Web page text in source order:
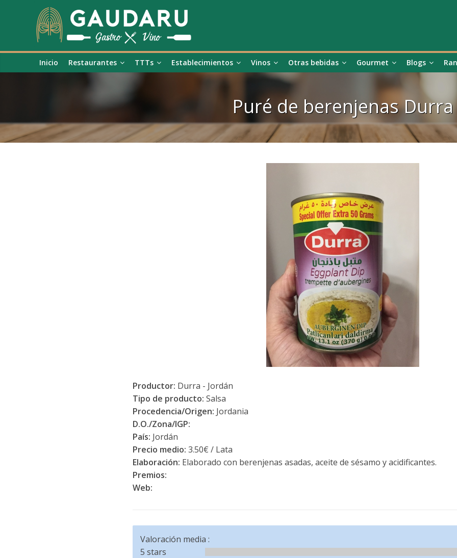
Inicio Restaurantes TTTs Establecimientos Vinos Otras bebidas Gourmet Blogs
Puré de berenjenas Durra
Productor: Durra - Jordán
Tipo de producto: Salsa
Procedencia/Origen: Jordania
D.O./Zona/IGP:
País: Jordán
Precio medio: 3.50€ / Lata
Elaboración: Elaborado con berenjenas asadas, aceite de sésamo y acidificantes.
Premios:
Web:
Valoración media :
5 stars